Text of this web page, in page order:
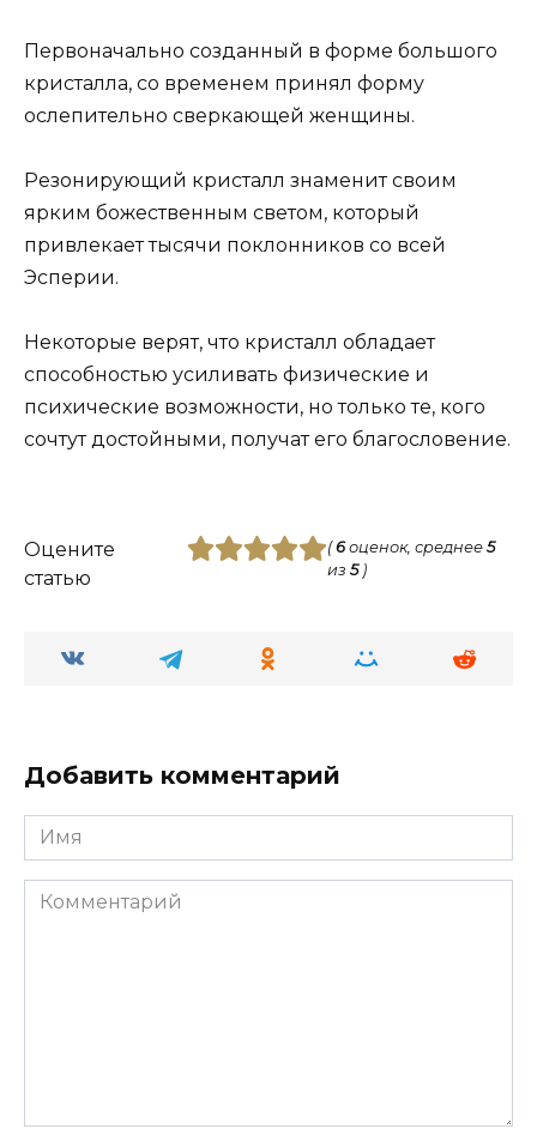
Первоначально созданный в форме большого
кристалла, со временем принял форму
ослепительно сверкающей женщины.
Резонирующий кристалл знаменит своим
ярким божественным светом, который
привлекает тысячи поклонников со всей
Эсперии.
Некоторые верят, что кристалл обладает
способностью усиливать физические и
психические возможности, но только те, кого
сочтут достойными, получат его благословение.
Оцените
статью
(6оценок, среднее 5
из 5)
Добавить комментарий
Имя
Комментарий